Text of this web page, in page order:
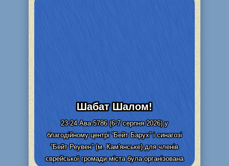
Шабат Шалом!
23-24 Ава 5786 (6-7 серпня 2026) у
благодійному центрі “Бейт Барух” і синагозі
“Бейт Реувен” (м. Кам'янське) для членів
єврейської громади міста була організована